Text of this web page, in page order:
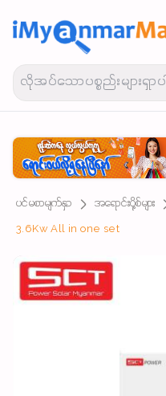
ပင်မစာမျက်နှာ အရောင်းပို့စ်များ
3.6Kw All in one set